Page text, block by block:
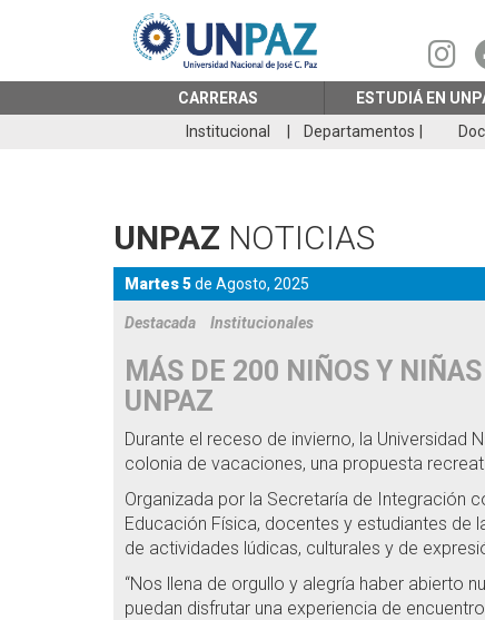
principal
CARRERAS
ESTUDIÁ EN
Institucional
Departamentos
UNPAZ NOTICIAS
Martes 5de Agosto, 2025
Destacada Institucionales
MÁS DE 200 NIÑOS Y
UNPAZ
Durante el receso de invierno, la Universidad
colonia de vacaciones, una propuesta
Organizada por la Secretaría de Integración
Educación Física, docentes y estudiantes de
de actividades lúdicas, culturales y de
“Nos llena de orgullo y alegría haber abierto
puedan disfrutar una experiencia de